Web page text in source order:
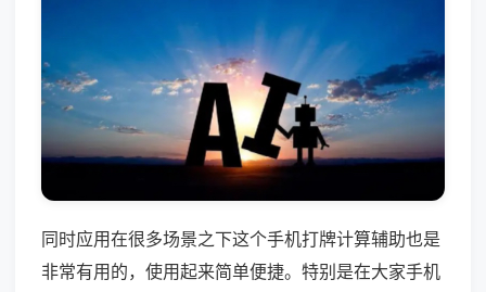
同时应用在很多场景之下这个手机打牌计算辅助也是
非常有用的，使用起来简单便捷。特别是在大家手机